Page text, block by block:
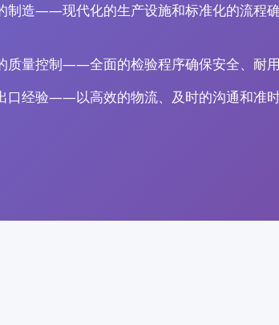
制造——现代化的生产设施和标准化的流程
质量控制——全面的检验程序确保安全、耐用
口经验——以高效的物流、及时的沟通和准